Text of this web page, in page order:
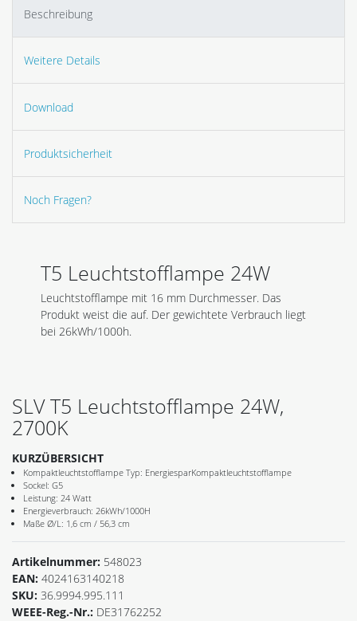
Beschreibung
Weitere Details
Download
Produktsicherheit
Noch Fragen?
T5 Leuchtstofflampe 24W
Leuchtstofflampe mit 16 mm Durchmesser. Das
Produkt weist die auf. Der gewichtete Verbrauch liegt
bei 26kWh/1000h.
SLV T5 Leuchtstofflampe 24W,
2700K
KURZÜBERSICHT
Kompaktleuchtstofflampe Typ: EnergiesparKompaktleuchtstofflampe
Sockel: G5
Leistung: 24 Watt
Energieverbrauch: 26kWh/1000H
Maße Ø/L: 1,6 cm / 56,3 cm
Artikelnummer: 548023
EAN: 4024163140218
SKU: 36.9994.995.111
WEEE-Reg.-Nr.: DE31762252